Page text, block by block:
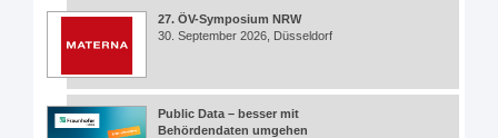
27. ÖV-Symposium NRW
30. September 2026, Düsseldorf
Public Data – besser mit
Behördendaten umgehen